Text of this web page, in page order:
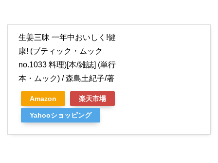
生姜三昧 一年中おいしく!健
康! (ブティック・ムック
no.1033 料理)[本/雑誌] (単行
本・ムック) / 森島土紀子/著
Amazon 楽天市場
Yahooショッピング